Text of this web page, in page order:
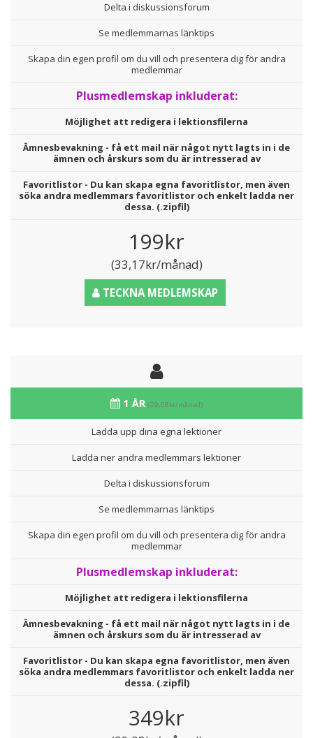
Delta i diskussionsforum
Se medlemmarnas länktips
Skapa din egen profil om du vill och presentera dig för andra
medlemmar
Plusmedlemskap inkluderat:
Möjlighet att redigera i lektionsfilerna
Ämnesbevakning - få ett mail när något nytt lagts in i de
ämnen och årskurs som du är intresserad av
Favoritlistor - Du kan skapa egna favoritlistor, men även
söka andra medlemmars favoritlistor och enkelt ladda ner
dessa. (.zipfil)
199kr
(33,17kr/månad)
TECKNA MEDLEMSKAP
1 ÅR (29,08kr/månad)
Ladda upp dina egna lektioner
Ladda ner andra medlemmars lektioner
Delta i diskussionsforum
Se medlemmarnas länktips
Skapa din egen profil om du vill och presentera dig för andra
medlemmar
Plusmedlemskap inkluderat:
Möjlighet att redigera i lektionsfilerna
Ämnesbevakning - få ett mail när något nytt lagts in i de
ämnen och årskurs som du är intresserad av
Favoritlistor - Du kan skapa egna favoritlistor, men även
söka andra medlemmars favoritlistor och enkelt ladda ner
dessa. (.zipfil)
349kr